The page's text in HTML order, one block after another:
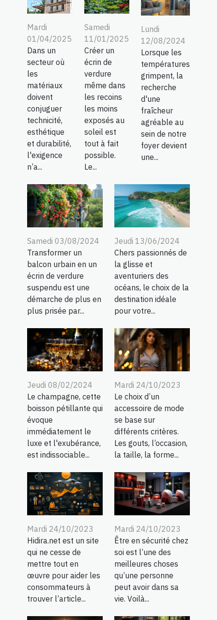
Mardi
01/04/2025
Dans un
secteur où
les
matériaux
doivent
conjuguer
technicité,
esthétique
et durabilité,
l'exigence
n’a...
Samedi
11/01/2025
Créer un
écrin de
verdure
même dans
les recoins
les moins
exposés au
soleil est
tout à fait
possible.
Le...
Lundi
12/08/2024
Lorsque les
températures
grimpent, la
recherche
d'une
fraîcheur
agréable au
sein de notre
foyer devient
une...
Samedi 03/08/2024
Transformer un
balcon urbain en un
écrin de verdure
suspendu est une
démarche de plus en
plus prisée par...
Jeudi 13/06/2024
Chers passionnés de
la glisse et
aventuriers des
océans, le choix de la
destination idéale
pour votre...
Jeudi 08/02/2024
Le champagne, cette
boisson pétillante qui
évoque
immédiatement le
luxe et l'exubérance,
est indissociable...
Mardi 24/10/2023
Le choix d’un
accessoire de mode
se base sur
différents critères.
Les gouts, l’occasion,
la taille, la forme...
Mardi 24/10/2023
Hidira.net est un site
qui ne cesse de
mettre tout en
œuvre pour aider les
consommateurs à
trouver l’article...
Mardi 24/10/2023
Être en sécurité chez
soi est l’une des
meilleures choses
qu’une personne
peut avoir dans sa
vie. Voilà...